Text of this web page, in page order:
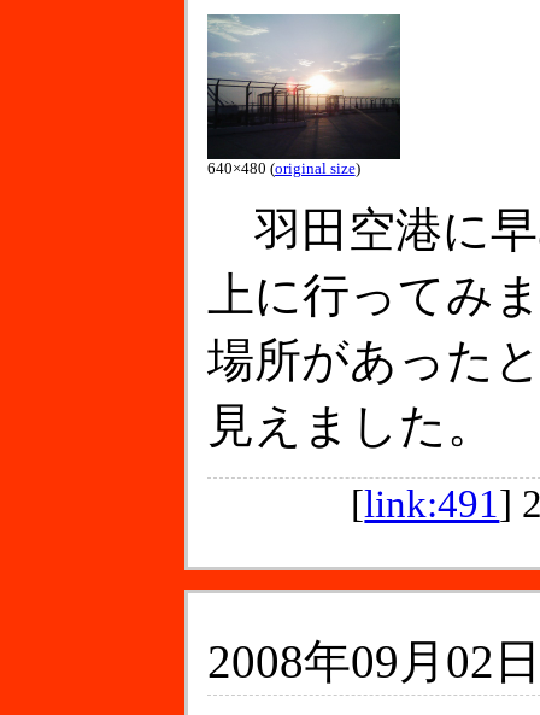
640×480 (original size)
羽田空港に
上に行ってみ
場所があった
見えました。
[link:491]
2008年09月02